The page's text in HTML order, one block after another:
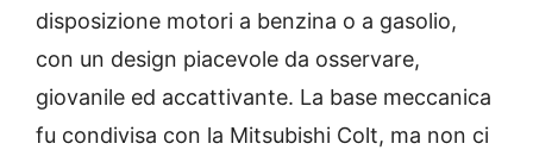
disposizione motori a benzina o a gasolio,
con un design piacevole da osservare,
giovanile ed accattivante. La base meccanica
fu condivisa con la Mitsubishi Colt, ma non ci